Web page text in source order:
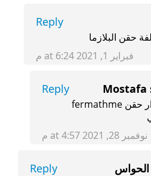
Reply
حقن البلازما
فبراير 1, 2021 at 6:24 م
Mostafa
Reply
ايه اضرار حقن fermathme
نوفمبر 28, 2021 at 4:57 م
الحواس Reply